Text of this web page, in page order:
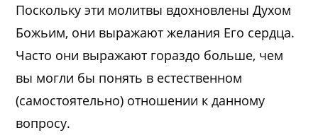
Поскольку эти молитвы вдохновлены Духом
Божьим, они выражают желания Его сердца.
Часто они выражают гораздо больше, чем
вы могли бы понять в естественном
(самостоятельно) отношении к данному
вопросу.